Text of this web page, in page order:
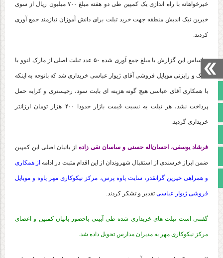
صفحه نخست
تالار گفتمان
مجوز سایت
خیرخواهانه با راه اندازی یک کمپین طی دو هفته مبلغ ۷۰۰ میلیون ریال از سوی
خیرین نیک اندیش منطقه جهت خرید تبلت برای دانش آموزان نیازمند جمع آوری
کردند.
براساس این گزارش با مبلغ جمع آوری شده ۵۰ عدد تبلت اصلی از مارک لنوو با
کمک و رایزنی موبایل فروشی آقای ژیوار عباسی خریداری شد که باتوجه به اینکه
با همکاری آقای عباسی هیچ گونه هزینه ای بابت سود، رجیستری و کرایه حمل
پرداخت نشد، هر تبلت به نسبت قیمت بازار حدودا ۴۰۰ هزار تومان ارزانتر
خریداری گردید.
فرشاد یوسفی، احسان‌اله حسنی و ساسان نقی زاده از بانیان اصلی این کمپین
ضمن ابراز خرسندی از استقبال شهروندان از این اقدام مثبت در ادامه از همکاری
و همراهی خیرین گرانقدر، سایت پاوه پرس، مرکز نیکوکاری مهر پاوه و موبایل
فروشی ژیوار عباسی تقدیر و تشکر کردند.
گفتنی است تبلت های خریداری شده طی آیینی باحضور بانیان کمپین و اعضای
مرکز نیکوکاری مهر به مدیران مدارس تحویل داده شد.